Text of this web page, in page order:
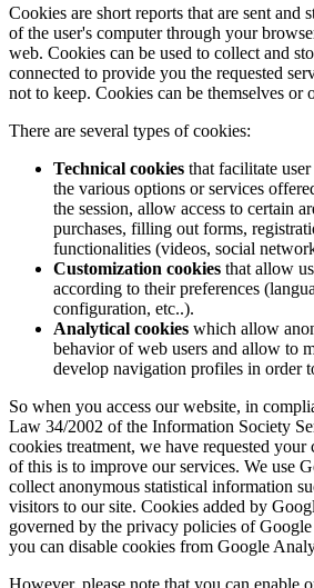
Cookies are short reports that are sent and
of the user's computer through your
web. Cookies can be used to collect and
connected to provide you the requested
not to keep. Cookies can be themselves or
There are several types of cookies:
Technical cookies that facilitate
the various options or services
the session, allow access to certain
purchases, filling out forms,
functionalities (videos, social
Customization cookies that allow
according to their preferences
configuration, etc..).
Analytical cookies which allow
behavior of web users and allow to
develop navigation profiles in order
So when you access our website, in
Law 34/2002 of the Information Society
cookies treatment, we have requested
of this is to improve our services. We use
collect anonymous statistical information
visitors to our site. Cookies added by
governed by the privacy policies of
you can disable cookies from Google